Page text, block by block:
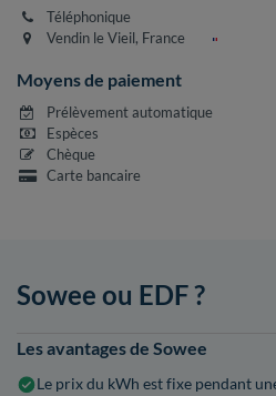
Téléphonique
Vendin le Vieil, France
Moyens de paiement
Prélèvement automatique
Espèces
Chèque
Carte bancaire
Sowee ou EDF ?
Les avantages de Sowee
Le prix du kWh est fixe pendant